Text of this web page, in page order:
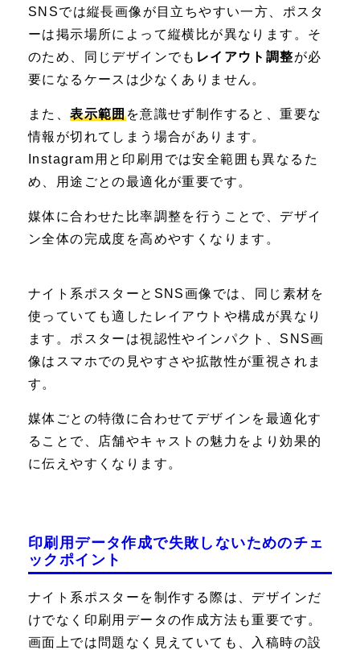
SNSでは縦長画像が目立ちやすい一方、ポスタ
ーは掲示場所によって縦横比が異なります。そ
のため、同じデザインでも レイアウト調整が必
要になるケースは少なくありません。
また、表示範囲を意識せず制作すると、重要な
情報が切れてしまう場合があります。
Instagram用と印刷用では安全範囲も異なるた
め、用途ごとの最適化が重要です。
媒体に合わせた比率調整を行うことで、デザイ
ン全体の完成度を高めやすくなります。
ナイト系ポスターとSNS画像では、同じ素材を
使っていても適したレイアウトや構成が異なり
ます。ポスターは視認性やインパクト、SNS画
像はスマホでの見やすさや拡散性が重視されま
す。
媒体ごとの特徴に合わせてデザインを最適化す
ることで、店舗やキャストの魅力をより効果的
に伝えやすくなります。
印刷用データ作成で失敗しないためのチェ
ックポイント
ナイト系ポスターを制作する際は、デザインだ
けでなく印刷用データの作成方法も重要です。
画面上では問題なく見えていても、入稿時の設